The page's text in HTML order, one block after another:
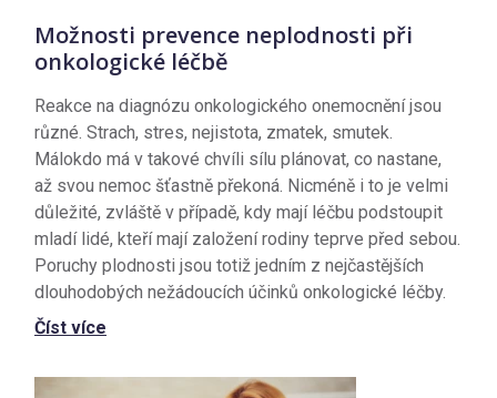
Možnosti prevence neplodnosti při
onkologické léčbě
Reakce na diagnózu onkologického onemocnění jsou
různé. Strach, stres, nejistota, zmatek, smutek.
Málokdo má v takové chvíli sílu plánovat, co nastane,
až svou nemoc šťastně překoná. Nicméně i to je velmi
důležité, zvláště v případě, kdy mají léčbu podstoupit
mladí lidé, kteří mají založení rodiny teprve před sebou.
Poruchy plodnosti jsou totiž jedním z nejčastějších
dlouhodobých nežádoucích účinků onkologické léčby.
Číst více